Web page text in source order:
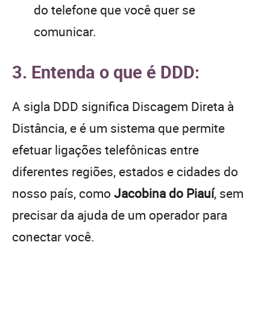
do telefone que você quer se
comunicar.
3. Entenda o que é DDD:
A sigla DDD significa Discagem Direta à
Distância, e é um sistema que permite
efetuar ligações telefônicas entre
diferentes regiões, estados e cidades do
nosso país, como Jacobina do Piauí, sem
precisar da ajuda de um operador para
conectar você.